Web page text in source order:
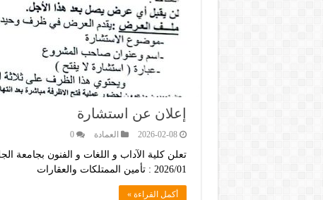
إعلان عن استشارة
2026-02-08 العمادة 0
تعلن كلية الآداب و اللغات و الفنون بجامعة
2026/01 : تأمين الممتلكات والعقارات
أكمل القراءة »